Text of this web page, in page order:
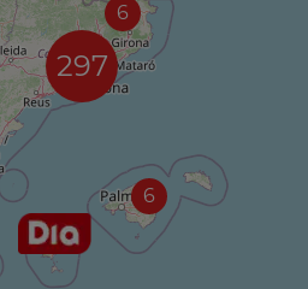
6
6
297